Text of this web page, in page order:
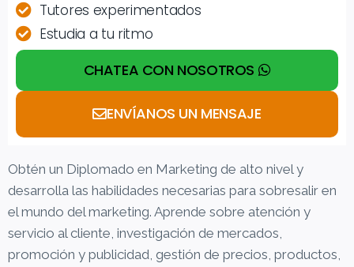
Obtén un Diplomado en Marketing de alto nivel y
desarrolla las habilidades necesarias para sobresalir en
el mundo del marketing. Aprende sobre atención y
servicio al cliente, investigación de mercados,
promoción y publicidad, gestión de precios, productos,
Tutores experimentados
Estudia a tu ritmo
CHATEA CON NOSOTROS
ENVÍANOS UN MENSAJE